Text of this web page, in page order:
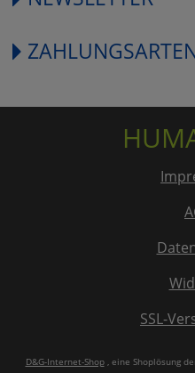
SSL-
D&G-Internet-Shop, eine Shoplösung